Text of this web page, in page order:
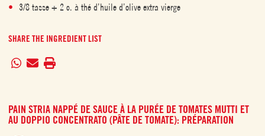
3/8 tasse + 2 c. à thé d’huile d’olive extra vierge
SHARE THE INGREDIENT LIST
PAIN STRIA NAPPÉ DE SAUCE À LA PURÉE DE TOMATES MUTTI ET
AU DOPPIO CONCENTRATO (PÂTE DE TOMATE): PRÉPARATION